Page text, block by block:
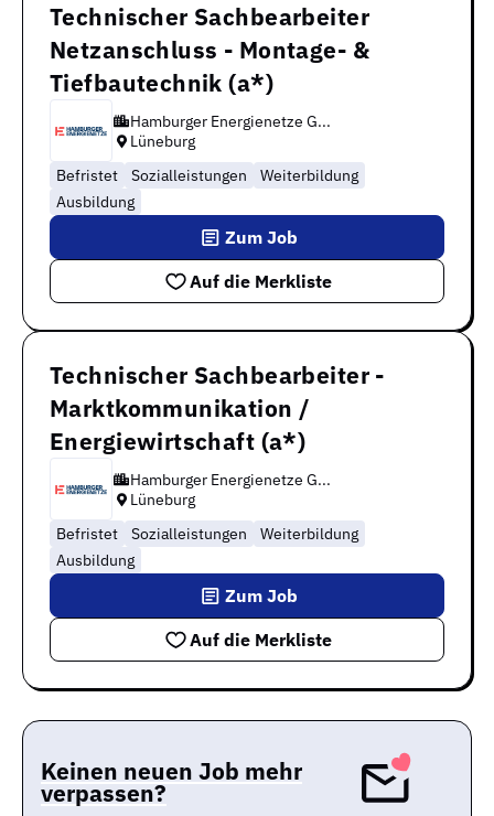
Technischer Sachbearbeiter
Netzanschluss - Montage- &
Tiefbautechnik (a*)
Hamburger Energienetze G...
Lüneburg
Befristet
Sozialleistungen
Weiterbildung
Ausbildung
Auf die Merkliste
Zum Job
Technischer Sachbearbeiter -
Marktkommunikation /
Energiewirtschaft (a*)
Hamburger Energienetze G...
Lüneburg
Befristet
Sozialleistungen
Weiterbildung
Ausbildung
Auf die Merkliste
Zum Job
Keinen neuen Job mehr
verpassen?